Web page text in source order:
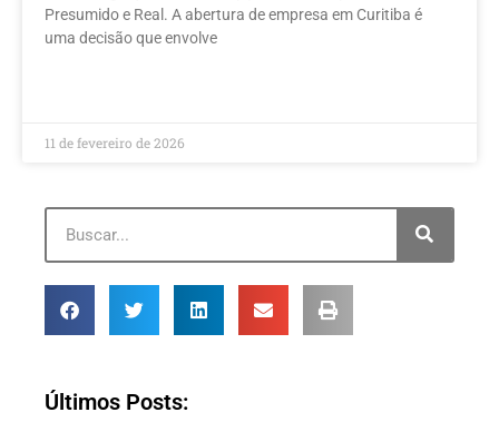
Presumido e Real. A abertura de empresa em Curitiba é
uma decisão que envolve
11 de fevereiro de 2026
Últimos Posts: